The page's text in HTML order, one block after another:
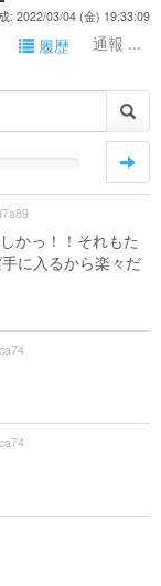
: 2022/03/04 (金) 19:33:09
履歴 通報 ...
かっ！！それもた
に入るから楽々だ